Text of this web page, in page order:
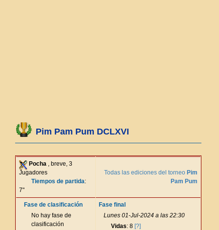
Pim Pam Pum DCLXVI
Pocha , breve, 3
Jugadores
Tiempos de partida:
7"
Todas las ediciones del torneo Pim
Pam Pum
Fase de clasificación
No hay fase de
clasificación
Fase final
Lunes 01-Jul-2024 a las 22:30
Vidas: 8 [?]